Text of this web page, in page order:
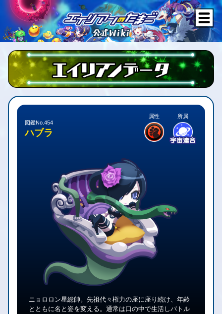
図鑑No.454
ハブラ
属性 所属
ニョロロン星総帥。先祖代々権力の座に座り続け、年齢
とともに名と姿を変える。通常は口の中で生活しバトル